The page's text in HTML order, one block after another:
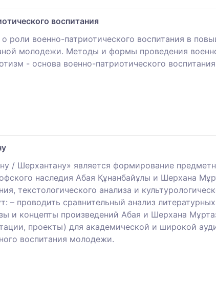
воспитания
роли военно-патриотического воспитания в
молодежи. Методы и формы проведения
- основа военно-патриотического
/ Шерхантану» является формирование
наследия Абая Құнанбайұлы и Шерхана
текстологического анализа и
– проводить сравнительный анализ
и концепты произведений Абая и Шерхана
проекты) для академической и широкой
воспитания молодежи.